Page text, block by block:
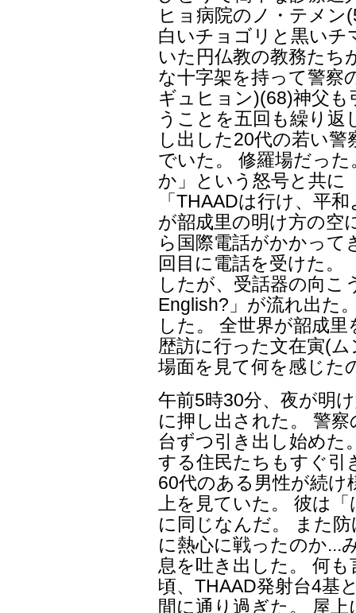
ヒョ病院のノ・テメン
白いチョゴリと黒いチ
いた円仏教の教務たち
な十字架を持って警察
ギュヒョン)(68)神父
うことを五回も繰り返
し出した20代の若い
でいた。 修羅場だっ
か」という怒号と共に
「THAADは行け、平
が韶成里の明け方の空
ら国際電話がかかって
回目に電話を受けた。
したが、受話器の向こ
English?」が流れ出た
した。 全世界が韶成
歴訪に行った文在寅(
場面を見て何を感じた
午前5時30分、夜が明
に押し出された。 警
台ずつ引き出し始めた
する住民たちもすぐ引
60代のある男性が続
上を見ていた。 彼は
に同じなんだ。 また
に熱心に戦ったのか...
息を吐き出した。 何
頃、THAAD発射台4基
間に通り過ぎた。 屋